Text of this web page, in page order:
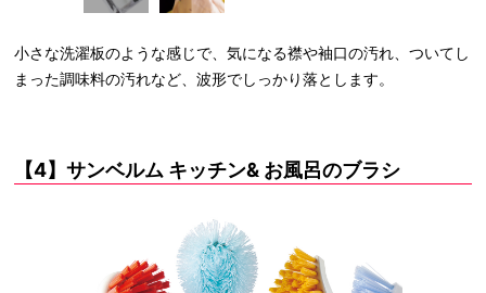
小さな洗濯板のような感じで、気になる襟や袖口の汚れ、ついてし
まった調味料の汚れなど、波形でしっかり落とします。
【4】サンベルム キッチン& お風呂のブラシ